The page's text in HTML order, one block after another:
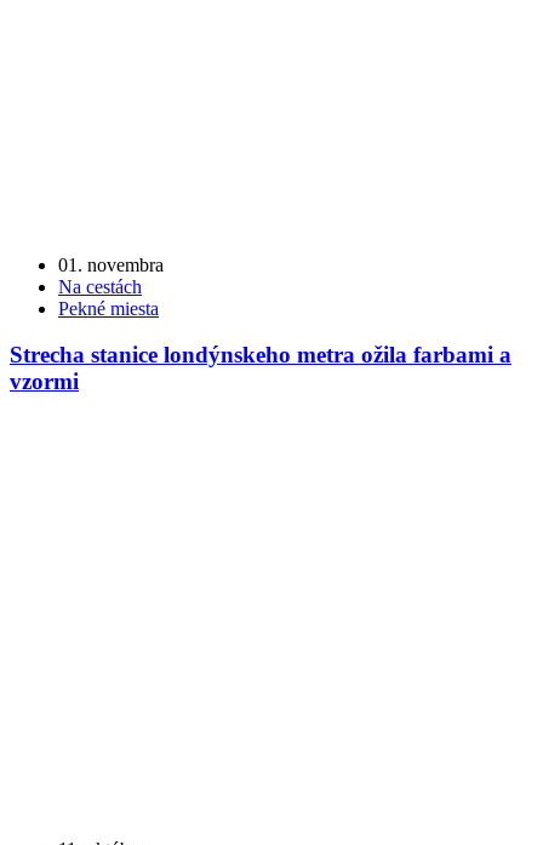
01. novembra
Na cestách
Pekné miesta
Strecha stanice londýnskeho metra ožila farbami a
vzormi